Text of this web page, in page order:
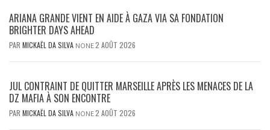
ARIANA GRANDE VIENT EN AIDE À GAZA VIA SA FONDATION
BRIGHTER DAYS AHEAD
PAR MICKAËL DA SILVA NONE2 AOÛT 2026
JUL CONTRAINT DE QUITTER MARSEILLE APRÈS LES MENACES DE LA
DZ MAFIA À SON ENCONTRE
PAR MICKAËL DA SILVA NONE2 AOÛT 2026